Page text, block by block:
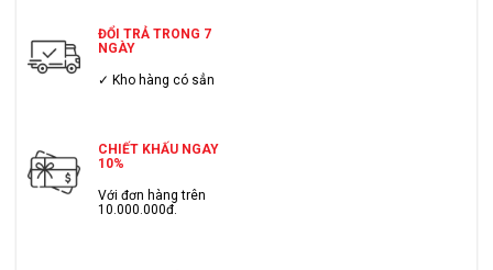
ĐỔI TRẢ TRONG 7
NGÀY
✓ Kho hàng có sẳn
CHIẾT KHẤU NGAY
10%
Với đơn hàng trên
10.000.000đ.